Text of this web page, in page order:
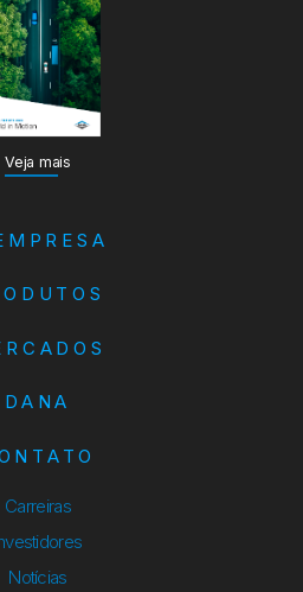
Veja mais
DANA
Carreiras
Notícias